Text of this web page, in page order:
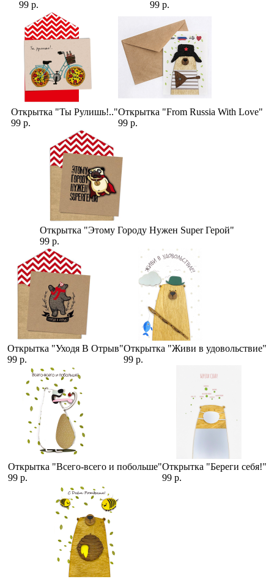
99 р. 99 р.
Открытка "Ты Рулишь!.."
99 р.
Открытка "From Russia With Love"
99 р.
Открытка "Этому Городу Нужен Super Герой"
99 р.
Открытка "Уходя В Отрыв"
99 р.
Открытка "Живи в удовольствие"
99 р.
Открытка "Всего-всего и побольше"
99 р.
Открытка "Береги себя!"
99 р.